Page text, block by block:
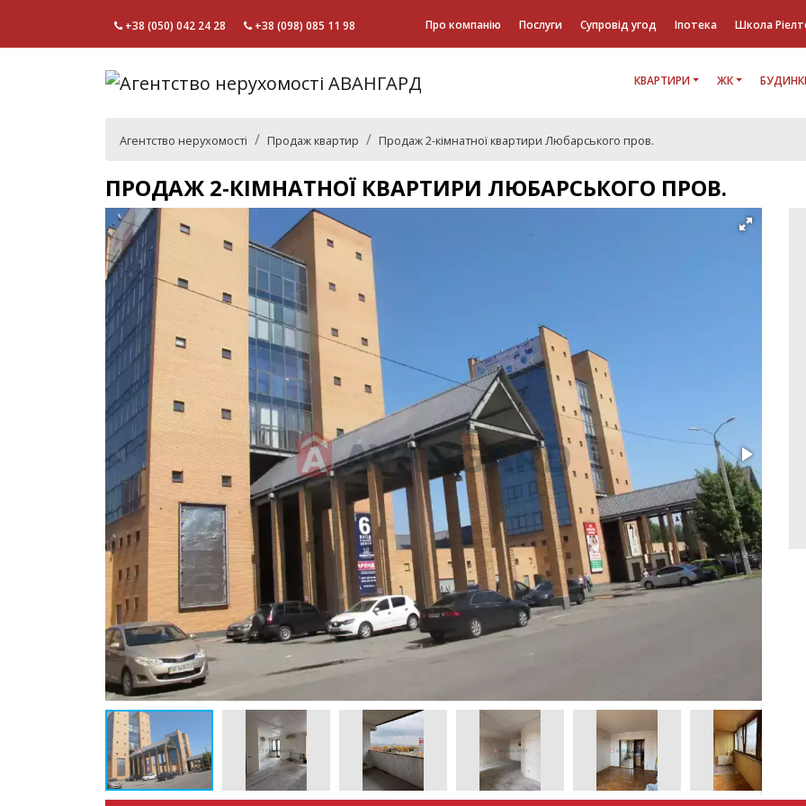
+38 (050) 042 24 28 +38 (098) 085 11 98 Про компанію Послуги Супровід угод Іпотека Школа
КВАРТИРИ ЖК
Агентство нерухомості Продаж квартир Продаж 2-кімнатної квартири Любарського пров.
ПРОДАЖ 2-КІМНАТНОЇ КВАРТИРИ ЛЮБАРСЬКОГО ПРОВ.